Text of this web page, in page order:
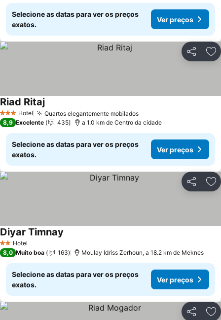
Selecione as datas para ver os preços
exatos.
Ver preços
Partilhar
3 EstrelasHotel Quartos elegantemente mobiladosVer preços
Riad RitajVer preços
8,9 Excelente 435 a 1.0 km de Centro da cidade
Selecione as datas para ver os preços
exatos.
Ver preços
Partilhar
2 Estrelas
Hotel
Diyar Timnay
8,0 Muito boa 163 Moulay Idriss Zerhoun, a 18.2 km de Meknes
Selecione as datas para ver os preços
exatos.
Ver preços
Partilhar